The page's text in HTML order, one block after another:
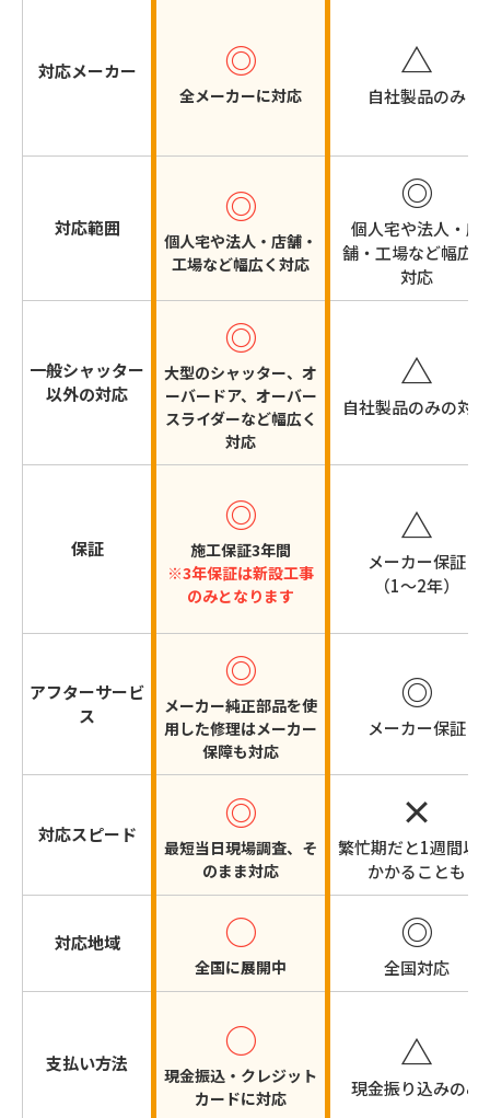
対応メーカー ◎
全メーカーに対応
△
自社製品のみ
対応範囲 ◎
個人宅や法人・店舗・
工場など幅広く対応
◎
個人宅や法人・店
舗・工場など幅広く
対応
一般シャッター
以外の対応
◎
大型のシャッター、オ
ーバードア、オーバー
スライダーなど幅広く
対応
△
自社製品のみの対応
保証
◎
施工保証3年間
※3年保証は新設工事
のみとなります
△
メーカー保証
（1～2年）
アフターサービ
ス
◎
メーカー純正部品を使
用した修理はメーカー
保障も対応
◎
メーカー保証
対応スピード ◎
最短当日現場調査、そ
のまま対応
×
繁忙期だと1週間以
かかることも
対応地域 ○
全国に展開中
◎
全国対応
支払い方法 ○
現金振込・クレジット
カードに対応
△
現金振り込みのみ